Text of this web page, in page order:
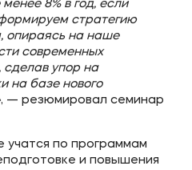
8% в год, если
стратегию
опираясь на наше
современных
сделав упор на
на базе нового
, — резюмировал семинар
учатся по программам
и повышения